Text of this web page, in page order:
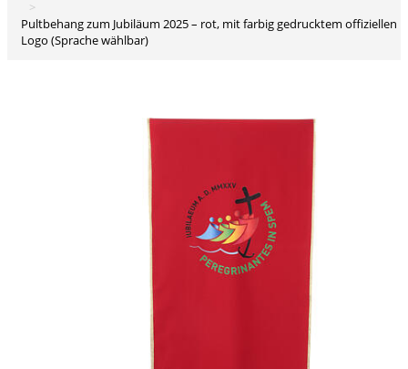
Pultbehang zum Jubiläum 2025 – rot, mit farbig gedrucktem offiziellen
Logo (Sprache wählbar)